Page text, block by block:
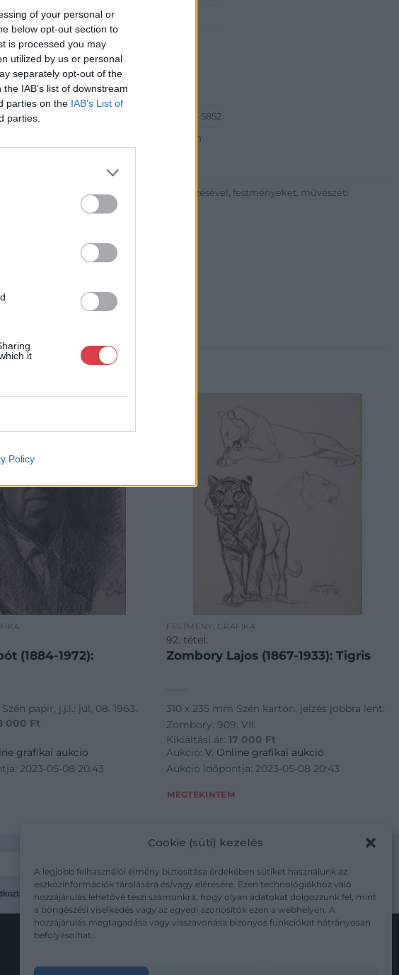
of your personal or
below opt-out section to
is processed you may
utilized by us or personal
separately opt-out of the
IAB’s list of downstream
parties on the IAB’s List of
parties.
it
Policy
Cookie (süti) kezelés
A legjobb felhasználói élmény biztosítása érdekében sütiket használunk az
eszközinformációk tárolására és/vagy elérésére. Ezen technológiákhoz való
hozzájárulás lehetővé teszi számunkra, hogy olyan adatokat dolgozzunk fel, mint
a böngészési viselkedés vagy az egyedi azonosítók ezen a webhelyen. A
hozzájárulás megtagadása vagy visszavonása bizonyos funkciókat hátrányosan
befolyásolhat.
Eladó: Boda Gallery of Art
Cím: Boda Péter
Boda Galéria és Aukciósház
Budapest
1111.Budapest Bartók Béla út 34
1111
Telefon: (06-20) 519-08-91 ; (06-1) 784-5852
http://www.bodaofart.com
kezdett el foglalkozni árverések rendezésével, festményeket, művészeti
(1884-1972):
papír, j.j.l.: júl, 08. 1963.
000 Ft
grafikai aukció
2023-05-08 20:43
FESTMÉNY, GRAFIKA
92. tétel:
Zombory Lajos (1867-1933): Tigris
310 x 235 mm Szén karton, jelzés jobbra lent:
Zombory. 909. VII.
Kikiáltási ár:17 000 Ft
Aukció:V. Online grafikai aukció
Aukció időpontja: 2023-05-08 20:43
MEGTEKINTEM
mutargy.com/adatkezelesi-tajekoztato/